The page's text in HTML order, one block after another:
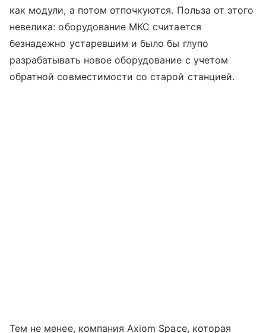
как модули, а потом отпочкуются. Польза от этого
невелика: оборудование МКС считается
безнадежно устаревшим и было бы глупо
разрабатывать новое оборудование с учетом
обратной совместимости со старой станцией.
Тем не менее, компания Axiom Space, которая